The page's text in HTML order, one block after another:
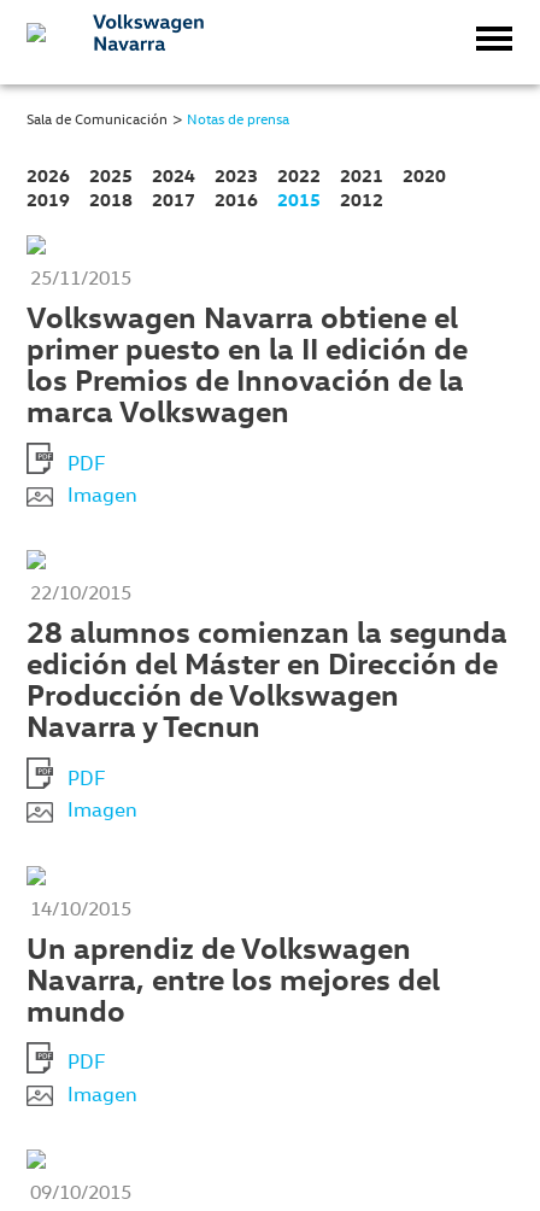
Sala de Comunicación > Notas de prensa
2026 2025 2024 2023 2022 2021
2020
2019
2018 2017 2016 2015 2012
25/11/2015
Volkswagen Navarra obtiene el
primer puesto en la II edición de
los Premios de Innovación de la
marca Volkswagen
PDF
Imagen
22/10/2015
28 alumnos comienzan la segunda
edición del Máster en Dirección de
Producción de Volkswagen
Navarra y Tecnun
PDF
Imagen
14/10/2015
Un aprendiz de Volkswagen
Navarra, entre los mejores del
mundo
PDF
Imagen
09/10/2015